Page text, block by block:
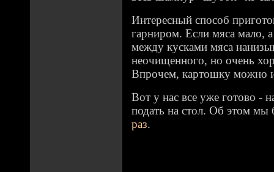
Интересный способ
гарниром. Если мяса мало,
между кусками мяса
неочищенного, но очень
Впрочем, картошку можно и
Вот у нас все уже готово -
подать на стол. Об этом мы
раз.